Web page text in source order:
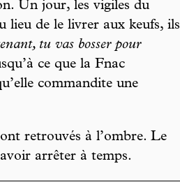
Un jour, les vigiles du
lieu de le livrer aux keufs, ils
tu vas bosser pour
ce que la Fnac
commandite une
retrouvés à l’ombre. Le
arrêter à temps.